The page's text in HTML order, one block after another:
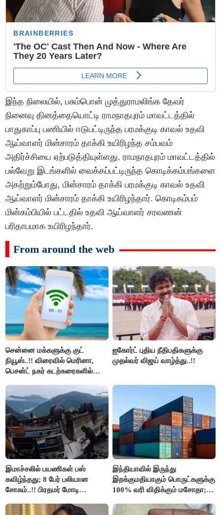
இந்த நிலையில், பசும்பொன் முத்துராமலிங்க தேவர்
நினைவு தினத்தையொட்டி ராமநாதபுரம் மாவட்டத்தில்
பாதுகாப்பு பணியில் ஈடுபட்டிருந்த பரமக்குடி காவல் உதவி
ஆய்வாளர் மின்சாரம் தாக்கி உயிரிழந்த சம்பவம்
அதிர்ச்சியை ஏற்படுத்தியுள்ளது. ராமநாதபுரம் மாவட்டத்தில்
பல்வேறு இடங்களில் வைக்கப்பட்டிருந்த கொடிக்கம்பங்களை
அகற்றும்போது, மின்சாரம் தாக்கி பரமக்குடி காவல் உதவி
ஆய்வாளர் மின்சாரம் தாக்கி உயிரிழந்தார். கொடிகம்பம்
மின்கம்பியில் பட்டதில் உதவி ஆய்வாளர் சரவணன்
பரிதாபமாக உயிரிழந்தார்.
From around the web
சென்னை மக்களுக்கு குட்
நியூஸ்..!! விரைவில் மெரினா,
பெசன்ட் நகர் கடற்கரைகளில்
ஐகோர்ட் புதிய நீதிபதிகளுக்கு
முதல்வர் விஜய் வாழ்த்து..!!
இமாச்சலில் பயணிகள் பஸ்
கவிழ்ந்தது; 8 பேர் பலியான
சோகம்..!! பிரதமர் மோடி
இந்தியாவில் இருந்து
இறக்குமதியாகும் பொருட்களுக்கு
100% வரி விதிக்கும் மசோதா;